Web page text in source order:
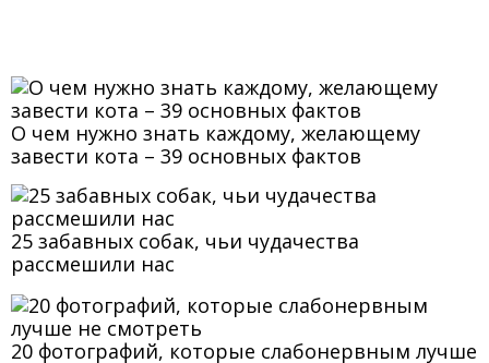
О чем нужно знать каждому, желающему
завести кота – 39 основных фактов
25 забавных собак, чьи чудачества
рассмешили нас
20 фотографий, которые слабонервным лучше